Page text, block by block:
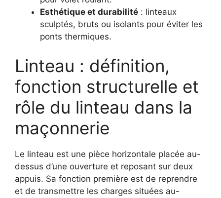
Esthétique et durabilité : linteaux
sculptés, bruts ou isolants pour éviter les
ponts thermiques.
Linteau : définition,
fonction structurelle et
rôle du linteau dans la
maçonnerie
Le linteau est une pièce horizontale placée au-
dessus d’une ouverture et reposant sur deux
appuis. Sa fonction première est de reprendre
et de transmettre les charges situées au-